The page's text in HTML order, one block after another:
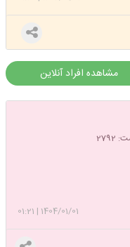
مشاهده افراد آنلاین
1404/01/01
|
01:21